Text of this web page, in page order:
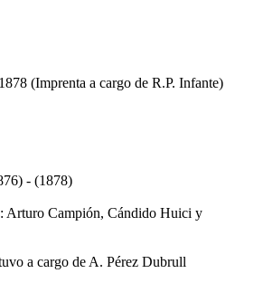
(Imprenta a cargo de R.P. Infante)
- (1878)
Arturo Campión, Cándido Huici y
a cargo de A. Pérez Dubrull